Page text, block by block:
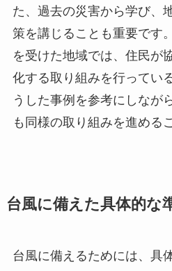
た、過去の災害から学び、
策を講じることも重要です
を受けた地域では、住民が
化する取り組みを行ってい
うした事例を参考にしなが
も同様の取り組みを進める
台風に備えた具体的な
台風に備えるためには、具